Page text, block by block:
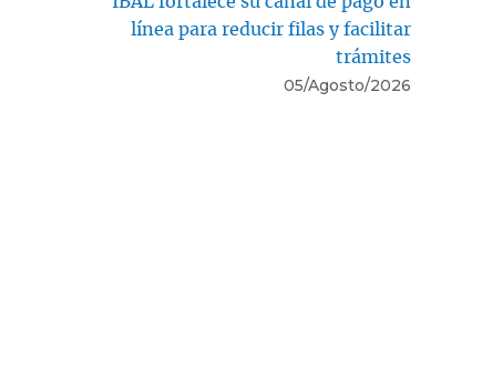
línea para reducir filas y facilitar
trámites
05/Agosto/2026